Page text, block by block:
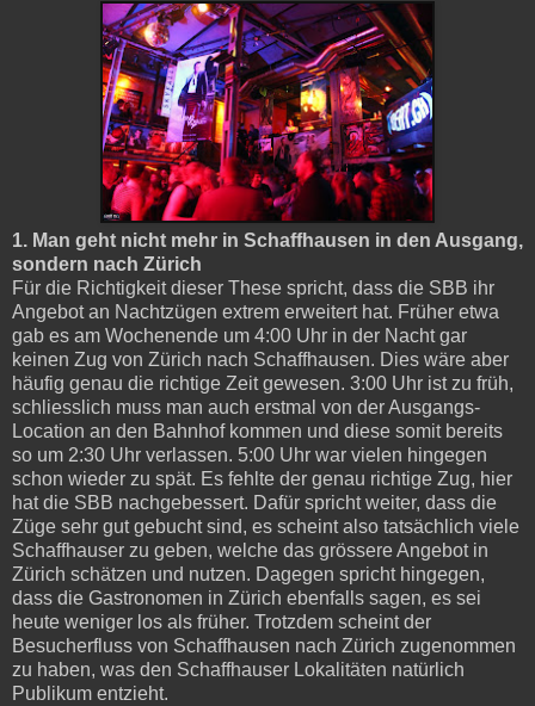
1. Man geht nicht mehr in Schaffhausen in den Ausgang,
sondern nach Zürich
Für die Richtigkeit dieser These spricht, dass die SBB ihr
Angebot an Nachtzügen extrem erweitert hat. Früher etwa
gab es am Wochenende um 4:00 Uhr in der Nacht gar
keinen Zug von Zürich nach Schaffhausen. Dies wäre aber
häufig genau die richtige Zeit gewesen. 3:00 Uhr ist zu früh,
schliesslich muss man auch erstmal von der Ausgangs-
Location an den Bahnhof kommen und diese somit bereits
so um 2:30 Uhr verlassen. 5:00 Uhr war vielen hingegen
schon wieder zu spät. Es fehlte der genau richtige Zug, hier
hat die SBB nachgebessert. Dafür spricht weiter, dass die
Züge sehr gut gebucht sind, es scheint also tatsächlich viele
Schaffhauser zu geben, welche das grössere Angebot in
Zürich schätzen und nutzen. Dagegen spricht hingegen,
dass die Gastronomen in Zürich ebenfalls sagen, es sei
heute weniger los als früher. Trotzdem scheint der
Besucherfluss von Schaffhausen nach Zürich zugenommen
zu haben, was den Schaffhauser Lokalitäten natürlich
Publikum entzieht.